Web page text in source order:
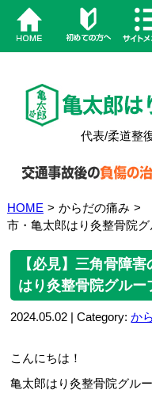
代表/柔道整
HOME > からだの痛み >
市・亀太郎はり灸整骨院
【必見】三角骨障
はり灸整骨院グルー
2024.05.02 | Category:か
こんにちは！
亀太郎はり灸整骨院グル